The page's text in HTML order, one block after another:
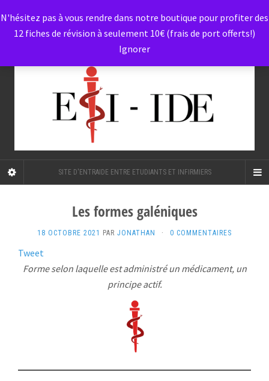
SITE D'ENTRAIDE ENTRE ETUDIANTS ET INFIRMIERS
Les formes galéniques
18 OCTOBRE 2021 PAR JONATHAN · 0 COMMENTAIRES
Tweet
Forme selon laquelle est administré un médicament, un
principe actif.
N'hésitez pas à vous rendre dans notre boutique pour profiter des
12 fiches de révision à seulement 10€ (frais de port offerts!)
Ignorer